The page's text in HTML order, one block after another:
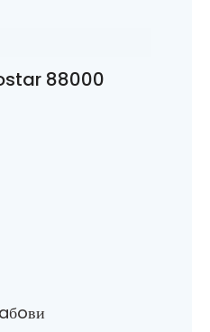
88000